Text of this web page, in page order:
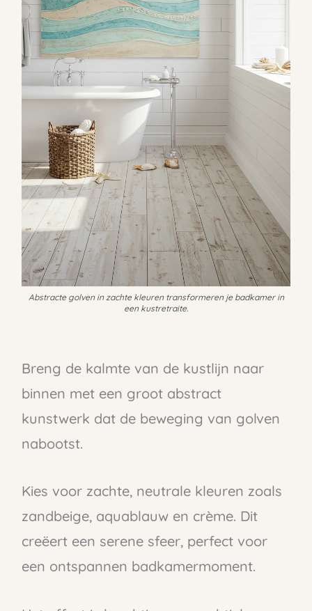
Abstracte golven in zachte kleuren transformeren je badkamer in
een kustretraite.
Breng de kalmte van de kustlijn naar
binnen met een groot abstract
kunstwerk dat de beweging van golven
nabootst.
Kies voor zachte, neutrale kleuren zoals
zandbeige, aquablauw en crème. Dit
creëert een serene sfeer, perfect voor
een ontspannen badkamermoment.